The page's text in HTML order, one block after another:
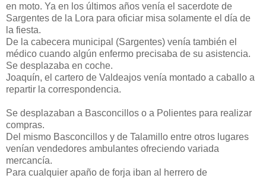
en moto. Ya en los últimos años venía el sacerdote de
Sargentes de la Lora para oficiar misa solamente el día de
la fiesta.
De la cabecera municipal (Sargentes) venía también el
médico cuando algún enfermo precisaba de su asistencia.
Se desplazaba en coche.
Joaquín, el cartero de Valdeajos venía montado a caballo a
repartir la correspondencia.
Se desplazaban a Basconcillos o a Polientes para realizar
compras.
Del mismo Basconcillos y de Talamillo entre otros lugares
venían vendedores ambulantes ofreciendo variada
mercancía.
Para cualquier apaño de forja iban al herrero de